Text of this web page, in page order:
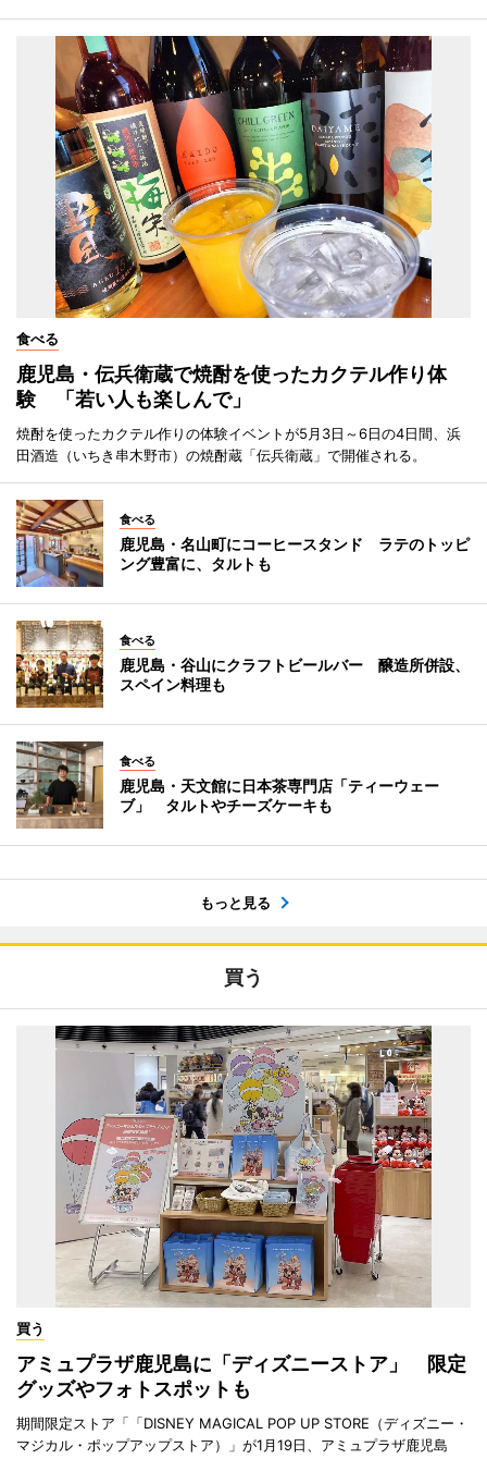
食べる
鹿児島・伝兵衛蔵で焼酎を使ったカクテル作り体
験 「若い人も楽しんで」
焼酎を使ったカクテル作りの体験イベントが5月3日～6日の4日間、浜
田酒造（いちき串木野市）の焼酎蔵「伝兵衛蔵」で開催される。
食べる
鹿児島・名山町にコーヒースタンド ラテのトッピ
ング豊富に、タルトも
食べる
鹿児島・谷山にクラフトビールバー 醸造所併設、
スペイン料理も
食べる
鹿児島・天文館に日本茶専門店「ティーウェー
ブ」 タルトやチーズケーキも
もっと見る
買う
買う
アミュプラザ鹿児島に「ディズニーストア」 限定
グッズやフォトスポットも
期間限定ストア「「DISNEY MAGICAL POP UP STORE（ディズニー・
マジカル・ポップアップストア）」が1月19日、アミュプラザ鹿児島